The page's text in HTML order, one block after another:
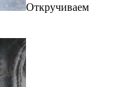
Откручиваем